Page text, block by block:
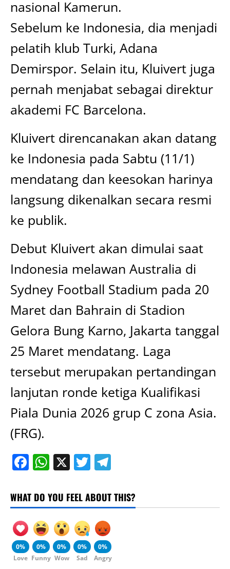
nasional Kamerun.
Sebelum ke Indonesia, dia menjadi
pelatih klub Turki, Adana
Demirspor. Selain itu, Kluivert juga
pernah menjabat sebagai direktur
akademi FC Barcelona.
Kluivert direncanakan akan datang
ke Indonesia pada Sabtu (11/1)
mendatang dan keesokan harinya
langsung dikenalkan secara resmi
ke publik.
Debut Kluivert akan dimulai saat
Indonesia melawan Australia di
Sydney Football Stadium pada 20
Maret dan Bahrain di Stadion
Gelora Bung Karno, Jakarta tanggal
25 Maret mendatang. Laga
tersebut merupakan pertandingan
lanjutan ronde ketiga Kualifikasi
Piala Dunia 2026 grup C zona Asia.
(FRG).
Facebook
WhatsApp
X Twitter
WHAT DO YOU FEEL ABOUT THIS?
0%
Love
0%
Funny
0%
Wow
0%
Sad
0%
Angry